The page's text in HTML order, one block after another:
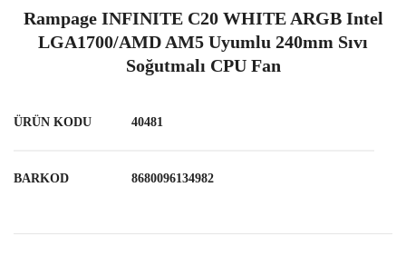
Rampage INFINITE C20 WHITE ARGB Intel
LGA1700/AMD AM5 Uyumlu 240mm Sıvı
Soğutmalı CPU Fan
ÜRÜN KODU 40481
BARKOD 8680096134982